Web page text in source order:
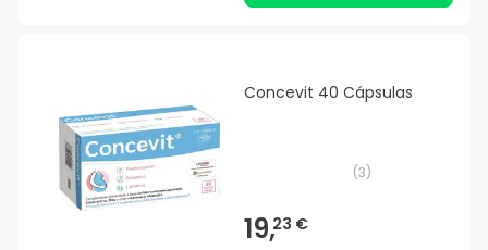
Concevit 40 Cápsulas
(3)
19,23 €